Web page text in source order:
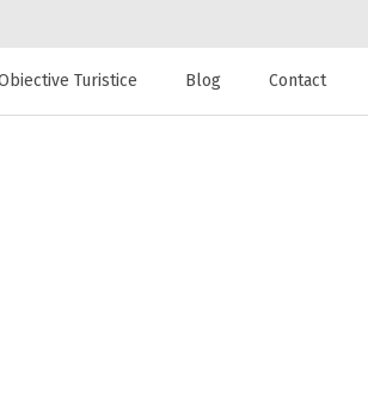
Turistice Blog Contact